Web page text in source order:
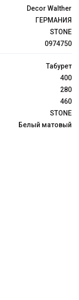
Decor Walther
ГЕРМАНИЯ
STONE
0974750
Табурет
400
280
460
STONE
Белый матовый